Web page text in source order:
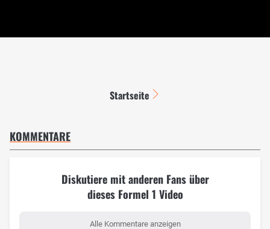
Startseite
KOMMENTARE
Diskutiere mit anderen Fans über
dieses Formel 1 Video
Alle Kommentare anzeigen